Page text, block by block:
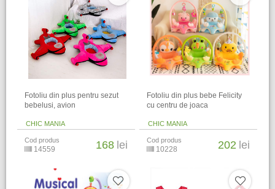
Fotoliu din plus pentru sezut
bebelusi, avion
CHIC MANIA
Cod produs
14559 168 lei
Fotoliu din plus bebe Felicity
cu centru de joaca
CHIC MANIA
Cod produs
10228 202 lei